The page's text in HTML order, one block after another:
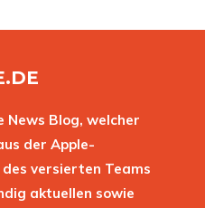
News Blog, welcher
der Apple-
versierten Teams
aktuellen sowie